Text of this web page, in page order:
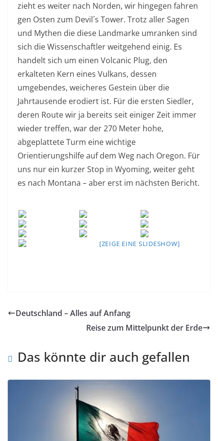
zieht es weiter nach Norden, wir hingegen fahren
gen Osten zum Devil´s Tower. Trotz aller Sagen
und Mythen die diese Landmarke umranken sind
sich die Wissenschaftler weitgehend einig. Es
handelt sich um einen Volcanic Plug, den
erkalteten Kern eines Vulkans, dessen
umgebendes, weicheres Gestein über die
Jahrtausende erodiert ist. Für die ersten Siedler,
deren Route wir ja bereits seit einiger Zeit immer
wieder treffen, war der 270 Meter hohe,
abgeplattete Turm eine wichtige
Orientierungshilfe auf dem Weg nach Oregon. Für
uns nur ein kurzer Stop in Wyoming, weiter geht
es nach Montana – aber erst im nächsten Bericht.
[ZEIGE EINE SLIDESHOW]
Deutschland – Alles auf Anfang
Reise zum Mittelpunkt der Erde
Das könnte dir auch gefallen